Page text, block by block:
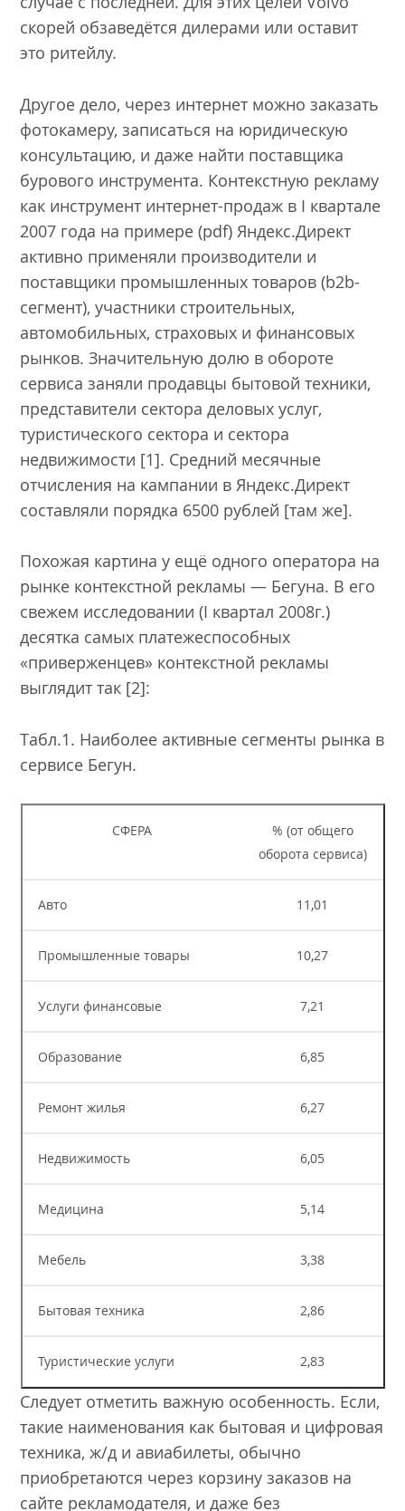
скорей обзаведётся дилерами или оставит
это ритейлу.
Другое дело, через интернет можно заказать
фотокамеру, записаться на юридическую
консультацию, и даже найти поставщика
бурового инструмента. Контекстную рекламу
как инструмент интернет-продаж в I квартале
2007 года на примере (pdf) Яндекс.Директ
активно применяли производители и
поставщики промышленных товаров (b2b-
сегмент), участники строительных,
автомобильных, страхо­вых и финансовых
рынков. Значительную долю в обороте
сервиса заняли продавцы бытовой техники,
представители сектора деловых услуг,
туристического сектора и сектора
недвижимости [1]. Средний месячные
отчисления на кампании в Яндекс.Директ
составляли порядка 6500 рублей [там же].
Похожая картина у ещё одного оператора на
рынке контекстной рекламы — Бегуна. В его
свежем исследовании (I квартал 2008г.)
десятка самых платежеспособных
«приверженцев» контекстной рекламы
выглядит так [2]:
Табл.1. Наиболее активные сегменты рынка в
сервисе Бегун.
СФЕРА
% (от общего
оборота сервиса)
Авто 11,01
Промышленные товары 10,27
Услуги финансовые 7,21
Образование 6,85
Ремонт жилья 6,27
Недвижимость 6,05
Медицина 5,14
Мебель 3,38
Бытовая техника 2,86
Туристические услуги 2,83
Следует отметить важную особенность. Если,
такие наименования как бытовая и цифровая
техника, ж/д и авиабилеты, обычно
приобретаются через корзину заказов на
сайте рекламодателя, и даже без